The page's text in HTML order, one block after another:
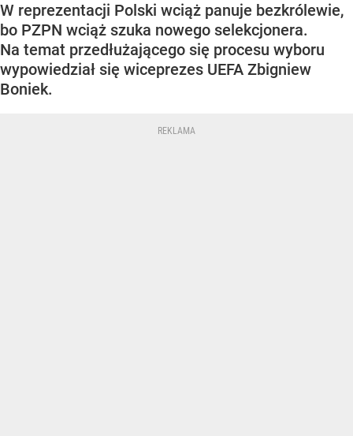
W reprezentacji Polski wciąż panuje bezkrólewie,
bo PZPN wciąż szuka nowego selekcjonera.
Na temat przedłużającego się procesu wyboru
wypowiedział się wiceprezes UEFA Zbigniew
Boniek.